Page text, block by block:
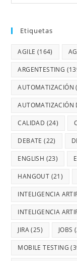
Etiquetas
AGILE (164)
ARGENTESTING
AUTOMATIZACIÓN
AUTOMATIZACIÓN
CALIDAD (24)
DEBATE (22)
ENGLISH (23)
HANGOUT (21)
INTELIGENCIA
INTELIGENCIA
JIRA(25) JOBS
MOBILE TESTING